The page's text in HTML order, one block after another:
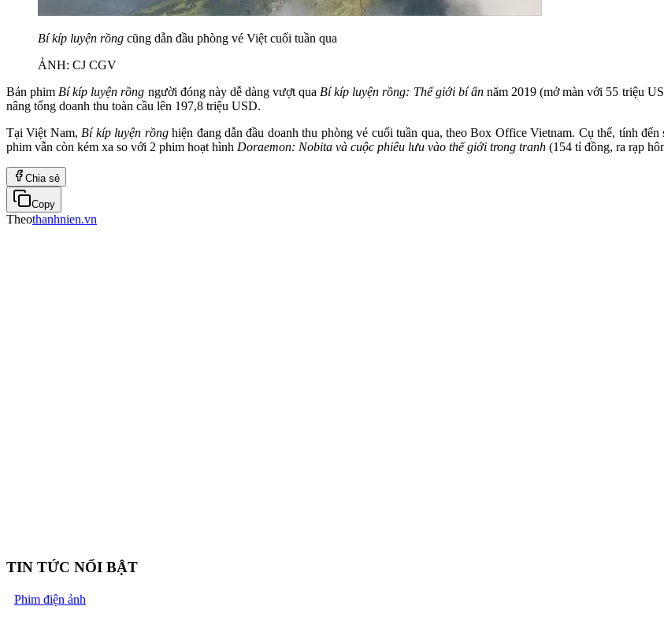
Bí kíp luyện rồng cũng dẫn đầu phòng vé Việt cuối tuần qua
ẢNH: CJ CGV
Bản phim Bí kíp luyện rồng người đóng này dễ dàng vượt qua Bí kíp luyện rồng: Thế giới bí ẩn năm 2019 (mở màn với 55 triệu
nâng tổng doanh thu toàn cầu lên 197,8 triệu USD.
Tại Việt Nam, Bí kíp luyện rồnghiện đang dẫn đầu doanh thu phòng vé cuối tuần qua, theo Box Office Vietnam. Cụ thể, tính
phim vẫn còn kém xa so với 2 phim hoạt hình Doraemon: Nobita và cuộc phiêu lưu vào thế giới trong tranh (154 tỉ đồng, ra rạp
Chia sẻ
Copy
Theothanhnien.vn
TIN TỨC NỔI BẬT
Phim điện ảnh